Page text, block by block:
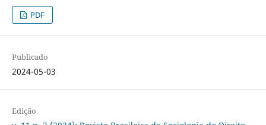
PDF
Publicado
2024-05-03
Edição